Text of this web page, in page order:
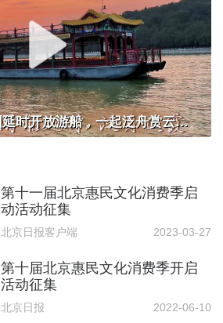
北京多家市属公园延时开放游船，一起泛舟赏云霞！
第十一届北京惠民文化消费季启
动活动征集
北京日报客户端 2023-03-27
第十届北京惠民文化消费季开启
活动征集
北京日报 2022-06-10